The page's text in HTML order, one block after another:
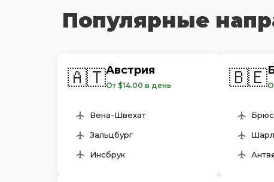
Популярные
🇦🇹Австрия
От $14.00 в день
Вена-Швехат
Зальцбург
Инсбрук
🇧🇪